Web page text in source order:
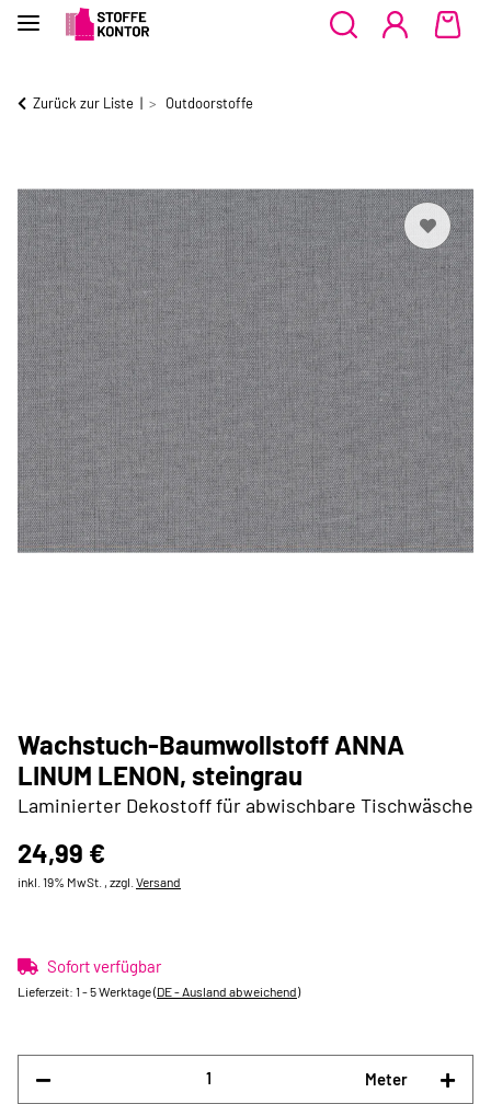
Zurück zur Liste Outdoorstoffe
Wachstuch-Baumwollstoff ANNA
LINUM LENON, steingrau
Laminierter Dekostoff für abwischbare Tischwäsche
24,99 €
inkl. 19% MwSt. , zzgl. Versand
Sofort verfügbar
Lieferzeit: 1 - 5 Werktage(DE - Ausland abweichend)
Meter